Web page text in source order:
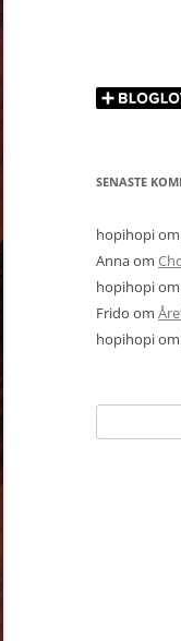
SENASTE
hopihopiom
Annaom
hopihopiom
Frido om
hopihopiom
efter: